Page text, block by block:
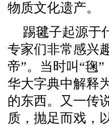
物质文化遗产。
踢毽子起源于
专家们非常感兴
帝”。当时叫“毱
华大字典中解释
的东西。又一传
质，抛足而戏，